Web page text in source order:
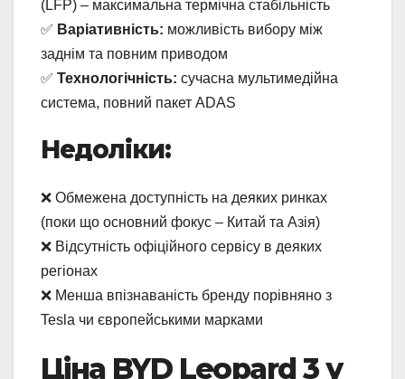
(LFP) – максимальна термічна стабільність
✅ Варіативність: можливість вибору між
заднім та повним приводом
✅ Технологічність: сучасна мультимедійна
система, повний пакет ADAS
Недоліки:
❌ Обмежена доступність на деяких ринках
(поки що основний фокус – Китай та Азія)
❌ Відсутність офіційного сервісу в деяких
регіонах
❌ Менша впізнаваність бренду порівняно з
Tesla чи європейськими марками
Ціна BYD Leopard 3 у